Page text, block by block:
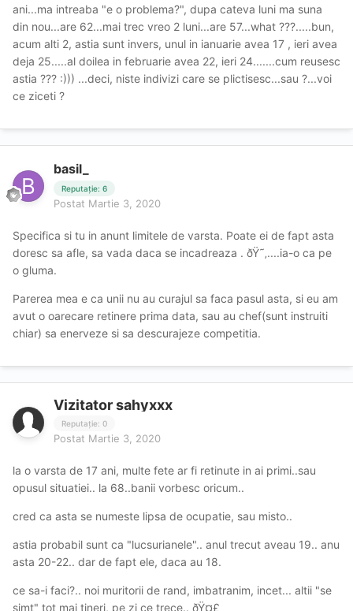
ani...ma intreaba "e o problema?", dupa cateva luni ma suna
din nou...are 62...mai trec vreo 2 luni...are 57...what ???.....bun,
acum alti 2, astia sunt invers, unul in ianuarie avea 17 , ieri avea
deja 25.....al doilea in februarie avea 22, ieri 24.......cum reusesc
astia ??? :))) ...deci, niste indivizi care se plictisesc...sau ?...voi
ce ziceti ?
basil_
Reputație: 6
Postat Martie 3, 2020
Specifica si tu in anunt limitele de varsta. Poate ei de fapt asta
doresc sa afle, sa vada daca se incadreaza . ðŸ˜‚....ia-o ca pe
o gluma.
Parerea mea e ca unii nu au curajul sa faca pasul asta, si eu am
avut o oarecare retinere prima data, sau au chef(sunt instruiti
chiar) sa enerveze si sa descurajeze competitia.
Vizitator sahyxxx
Reputație: 0
Postat Martie 3, 2020
la o varsta de 17 ani, multe fete ar fi retinute in ai primi..sau
opusul situatiei.. la 68..banii vorbesc oricum..
cred ca asta se numeste lipsa de ocupatie, sau misto..
astia probabil sunt ca "lucsurianele".. anul trecut aveau 19.. anu
asta 20-22.. dar de fapt ele, daca au 18.
ce sa-i faci?.. noi muritorii de rand, imbatranim, incet... altii "se
simt" tot mai tineri, pe zi ce trece.. ðŸ¤£